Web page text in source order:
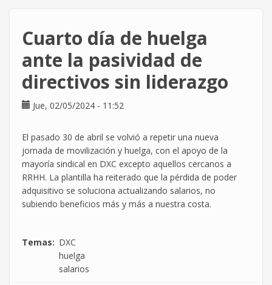
la
de
DXC
de
la
Informática
de
CGT
Cuarto día de huelga
ante la pasividad de
directivos sin liderazgo
Jue, 02/05/2024 - 11:52
El pasado 30 de abril se volvió a repetir una nueva
jornada de movilización y huelga, con el apoyo de la
mayoría sindical en DXC excepto aquellos cercanos a
RRHH. La plantilla ha reiterado que la pérdida de poder
adquisitivo se soluciona actualizando salarios, no
subiendo beneficios más y más a nuestra costa.
Temas
DXC
huelga
salarios